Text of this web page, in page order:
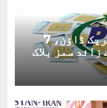
پی ٹی اے کا بڑا کریک ڈاؤن، 7